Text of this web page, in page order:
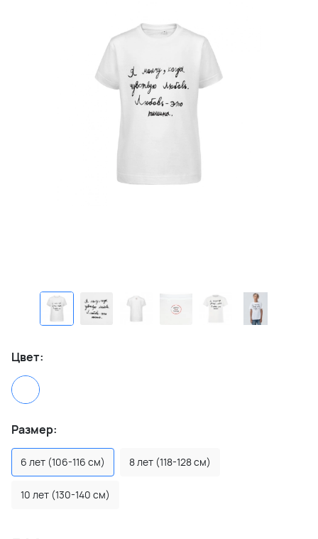
Цвет:
Размер:
6 лет (106-116 см) 8 лет (118-128 см)
10 лет (130-140 см)